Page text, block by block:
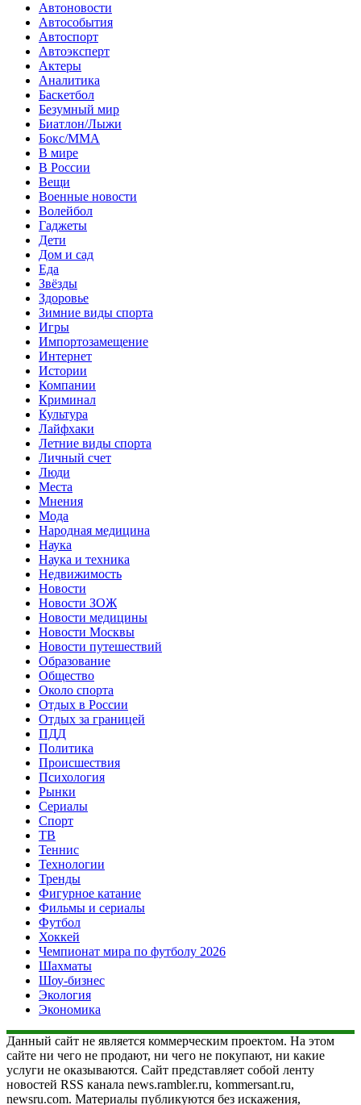
Автоновости
Автособытия
Автоспорт
Автоэксперт
Актеры
Аналитика
Баскетбол
Безумный мир
Биатлон/Лыжи
Бокс/MMA
В мире
В России
Вещи
Военные новости
Волейбол
Гаджеты
Дети
Дом и сад
Еда
Звёзды
Здоровье
Зимние виды спорта
Игры
Импортозамещение
Интернет
Истории
Компании
Криминал
Культура
Лайфхаки
Летние виды спорта
Личный счет
Люди
Места
Мнения
Мода
Народная медицина
Наука
Наука и техника
Недвижимость
Новости
Новости ЗОЖ
Новости медицины
Новости Москвы
Новости путешествий
Образование
Общество
Около спорта
Отдых в России
Отдых за границей
ПДД
Политика
Происшествия
Психология
Рынки
Сериалы
Спорт
ТВ
Теннис
Технологии
Тренды
Фигурное катание
Фильмы и сериалы
Футбол
Хоккей
Чемпионат мира по футболу 2026
Шахматы
Шоу-бизнес
Экология
Экономика
Данный сайт не является коммерческим проектом. На этом
сайте ни чего не продают, ни чего не покупают, ни какие
услуги не оказываются. Сайт представляет собой ленту
новостей RSS канала news.rambler.ru, kommersant.ru,
newsru.com. Материалы публикуются без искажения,